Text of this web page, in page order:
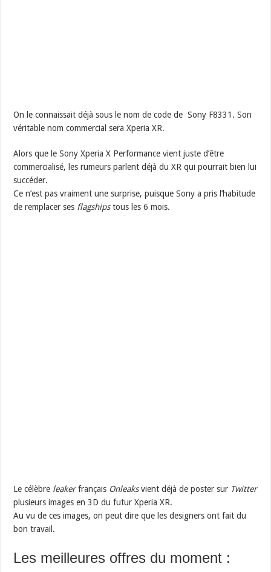
On le connaissait déjà sous le nom de code de Sony F8331. Son
véritable nom commercial sera Xperia XR.
Alors que le Sony Xperia X Performance vient juste d’être
commercialisé, les rumeurs parlent déjà du XR qui pourrait bien lui
succéder.
Ce n’est pas vraiment une surprise, puisque Sony a pris l’habitude
de remplacer ses flagshipstous les 6 mois.
Le célèbre leakerfrançais Onleaksvient déjà de poster sur Twitter
plusieurs images en 3D du futur Xperia XR.
Au vu de ces images, on peut dire que les designers ont fait du
bon travail.
Les meilleures offres du moment :